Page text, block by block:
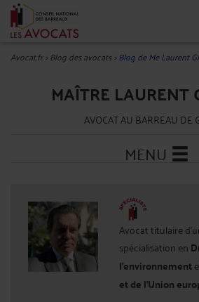
Avocat.fr>Blog des avocats>Blog de Me Laurent
MAÎTRE LAURENT
AVOCAT AU BARREAU DE
MENU
Avocat titulaire
spécialisation en
l'environnement
et de l'Union